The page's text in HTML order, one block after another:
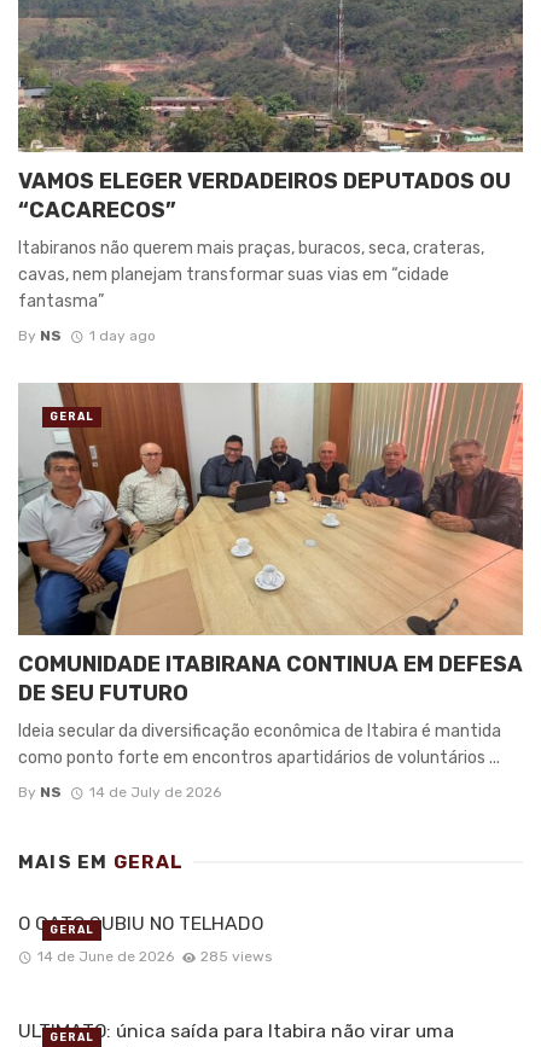
VAMOS ELEGER VERDADEIROS DEPUTADOS OU
“CACARECOS”
Itabiranos não querem mais praças, buracos, seca, crateras,
cavas, nem planejam transformar suas vias em “cidade
fantasma”
By NS 1 day ago
COMUNIDADE ITABIRANA CONTINUA EM DEFESA
DE SEU FUTURO
Ideia secular da diversificação econômica de Itabira é mantida
como ponto forte em encontros apartidários de voluntários ...
By NS 14 de July de 2026
GERAL
MAIS EM GERAL
O GATO SUBIU NO TELHADO
14 de June de 2026 285 views
GERAL
ULTIMATO: única saída para Itabira não virar uma
GERAL